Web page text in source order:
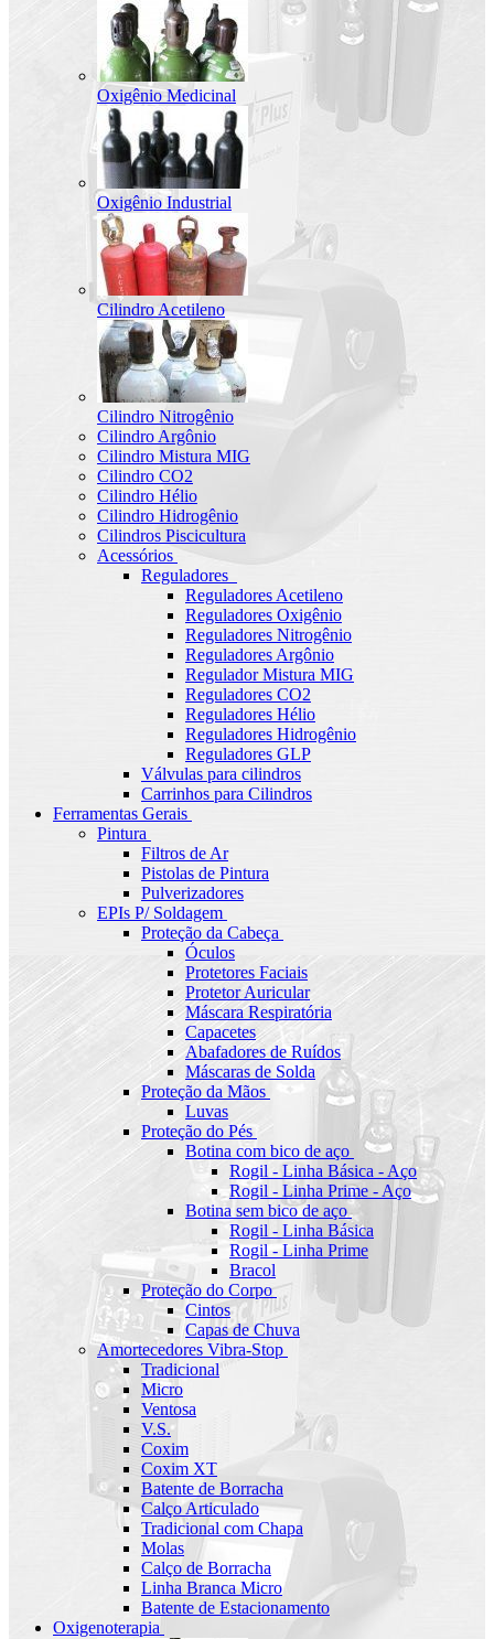
Oxigênio Medicinal
Oxigênio Industrial
Cilindro Acetileno
Cilindro Nitrogênio
Cilindro Argônio
Cilindro Mistura MIG
Cilindro CO2
Cilindro Hélio
Cilindro Hidrogênio
Cilindros Piscicultura
Acessórios
Reguladores
Reguladores Acetileno
Reguladores Oxigênio
Reguladores Nitrogênio
Reguladores Argônio
Regulador Mistura MIG
Reguladores CO2
Reguladores Hélio
Reguladores Hidrogênio
Reguladores GLP
Válvulas para cilindros
Carrinhos para Cilindros
Ferramentas Gerais
Pintura
Filtros de Ar
Pistolas de Pintura
Pulverizadores
EPIs P/ Soldagem
Proteção da Cabeça
Óculos
Protetores Faciais
Protetor Auricular
Máscara Respiratória
Capacetes
Abafadores de Ruídos
Máscaras de Solda
Proteção da Mãos
Luvas
Proteção do Pés
Botina com bico de aço
Rogil - Linha Básica - Aço
Rogil - Linha Prime - Aço
Botina sem bico de aço
Rogil - Linha Básica
Rogil - Linha Prime
Bracol
Proteção do Corpo
Cintos
Capas de Chuva
Amortecedores Vibra-Stop
Tradicional
Micro
Ventosa
V.S.
Coxim
Coxim XT
Batente de Borracha
Calço Articulado
Tradicional com Chapa
Molas
Calço de Borracha
Linha Branca Micro
Batente de Estacionamento
Oxigenoterapia